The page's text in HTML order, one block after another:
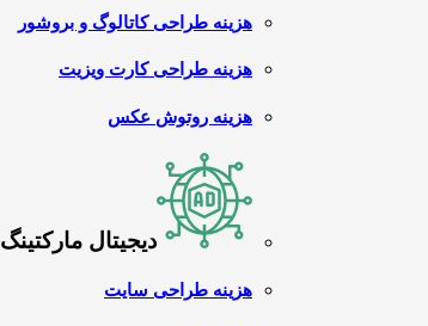
هزینه طراحی کاتالوگ و بروشور
هزینه طراحی کارت ویزیت
هزینه روتوش عکس
دیجیتال مارکتینگ
هزینه طراحی سایت